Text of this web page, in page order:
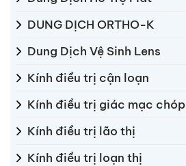
DUNG DỊCH ORTHO-K
Dung Dịch Vệ Sinh Lens
Kính điều trị cận loạn
Kính điều trị giác mạc chóp
Kính điều trị lão thị
Kính điều trị loạn thị